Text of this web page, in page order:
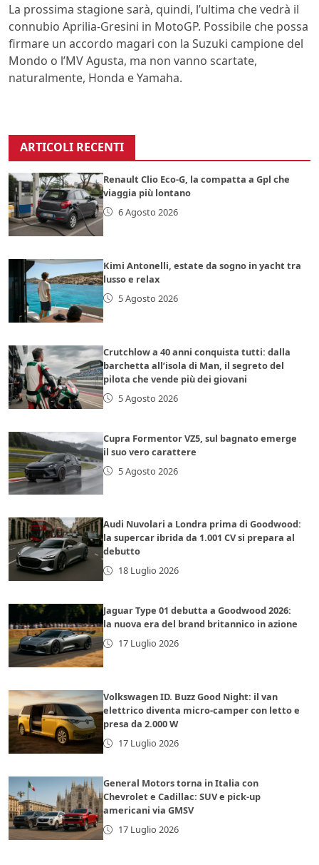
La prossima stagione sarà, quindi, l’ultima che vedrà il
connubio Aprilia-Gresini in MotoGP. Possibile che possa
firmare un accordo magari con la Suzuki campione del
Mondo o l’MV Agusta, ma non vanno scartate,
naturalmente, Honda e Yamaha.
ARTICOLI RECENTI
Renault Clio Eco-G, la compatta a Gpl che
viaggia più lontano
6 Agosto 2026
Kimi Antonelli, estate da sogno in yacht tra
lusso e relax
5 Agosto 2026
Crutchlow a 40 anni conquista tutti: dalla
barchetta all’isola di Man, il segreto del
pilota che vende più dei giovani
5 Agosto 2026
Cupra Formentor VZ5, sul bagnato emerge
il suo vero carattere
5 Agosto 2026
Audi Nuvolari a Londra prima di Goodwood:
la supercar ibrida da 1.001 CV si prepara al
debutto
18 Luglio 2026
Jaguar Type 01 debutta a Goodwood 2026:
la nuova era del brand britannico in azione
17 Luglio 2026
Volkswagen ID. Buzz Good Night: il van
elettrico diventa micro-camper con letto e
presa da 2.000 W
17 Luglio 2026
General Motors torna in Italia con
Chevrolet e Cadillac: SUV e pick-up
americani via GMSV
17 Luglio 2026